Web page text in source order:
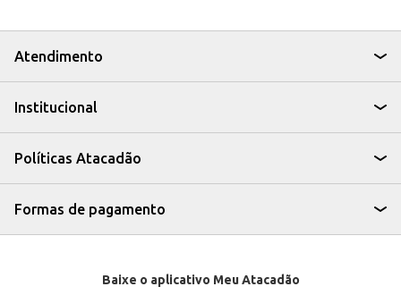
Indicada para uso em igrejas, capelas e centros religiosos.
Excelente para revenda em lojas de artigos religiosos e presentes.
A Vela Divino Pai Eterno Nº5F é uma opção prática e acessível para quem
Atendimento
Institucional
Políticas Atacadão
Formas de pagamento
Baixe o aplicativo Meu Atacadão